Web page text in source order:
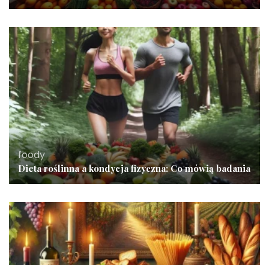
foody
Dieta roślinna a kondycja fizyczna: Co mówią badania